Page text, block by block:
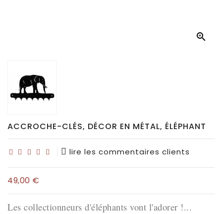

ACCROCHE-CLÉS, DÉCOR EN MÉTAL, ÉLÉPHANT
lire les commentaires clients
49,00 €
Les collectionneurs d'éléphants vont l'adorer !...